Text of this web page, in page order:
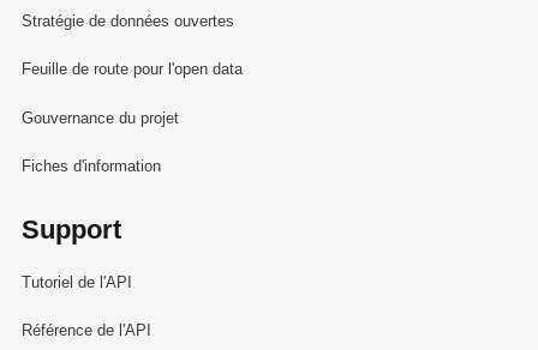
Stratégie de données ouvertes
Feuille de route pour l'open data
Gouvernance du projet
Fiches d'information
Support
Tutoriel de l'API
Référence de l'API